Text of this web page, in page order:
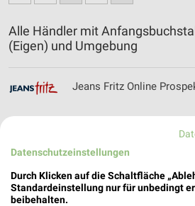
Alle Händler mit
(Eigen) und Umgebung
Jeans Fritz Online
JYSK Katalog und
Neugersdorf
Datenschutzeinstellungen
Durch Klicken auf die Schaltfläche
Standardeinstellung nur für unbedingt
beibehalten.